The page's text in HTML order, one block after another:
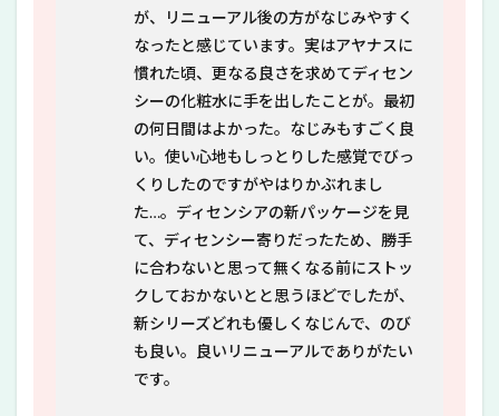
が、リニューアル後の方がなじみやすく
なったと感じています。実はアヤナスに
慣れた頃、更なる良さを求めてディセン
シーの化粧水に手を出したことが。最初
の何日間はよかった。なじみもすごく良
い。使い心地もしっとりした感覚でびっ
くりしたのですがやはりかぶれまし
た…。ディセンシアの新パッケージを見
て、ディセンシー寄りだったため、勝手
に合わないと思って無くなる前にストッ
クしておかないとと思うほどでしたが、
新シリーズどれも優しくなじんで、のび
も良い。良いリニューアルでありがたい
です。